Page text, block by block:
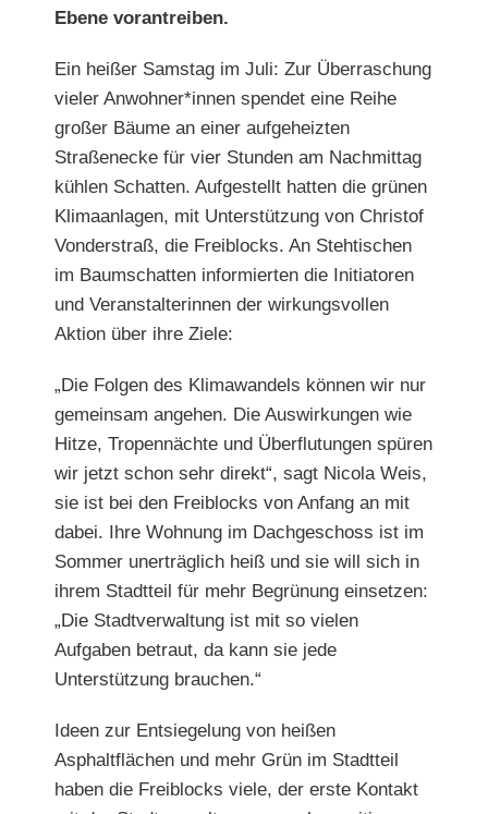
Ebene vorantreiben.
Ein heißer Samstag im Juli: Zur Überraschung
vieler Anwohner*innen spendet eine Reihe
großer Bäume an einer aufgeheizten
Straßenecke für vier Stunden am Nachmittag
kühlen Schatten. Aufgestellt hatten die grünen
Klimaanlagen, mit Unterstützung von Christof
Vonderstraß, die Freiblocks. An Stehtischen
im Baumschatten informierten die Initiatoren
und Veranstalterinnen der wirkungsvollen
Aktion über ihre Ziele:
„Die Folgen des Klimawandels können wir nur
gemeinsam angehen. Die Auswirkungen wie
Hitze, Tropennächte und Überflutungen spüren
wir jetzt schon sehr direkt“, sagt Nicola Weis,
sie ist bei den Freiblocks von Anfang an mit
dabei. Ihre Wohnung im Dachgeschoss ist im
Sommer unerträglich heiß und sie will sich in
ihrem Stadtteil für mehr Begrünung einsetzen:
„Die Stadtverwaltung ist mit so vielen
Aufgaben betraut, da kann sie jede
Unterstützung brauchen.“
Ideen zur Entsiegelung von heißen
Asphaltflächen und mehr Grün im Stadtteil
haben die Freiblocks viele, der erste Kontakt